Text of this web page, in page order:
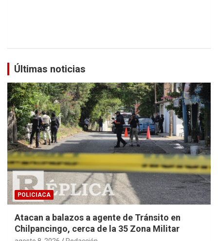
Últimas noticias
POLICIACA
Atacan a balazos a agente de Tránsito en
Chilpancingo, cerca de la 35 Zona Militar